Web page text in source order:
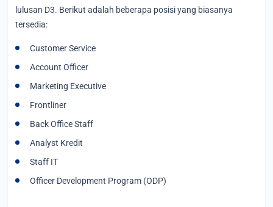
lulusan D3. Berikut adalah beberapa posisi yang biasanya
tersedia:
Customer Service
Account Officer
Marketing Executive
Frontliner
Back Office Staff
Analyst Kredit
Staff IT
Officer Development Program (ODP)